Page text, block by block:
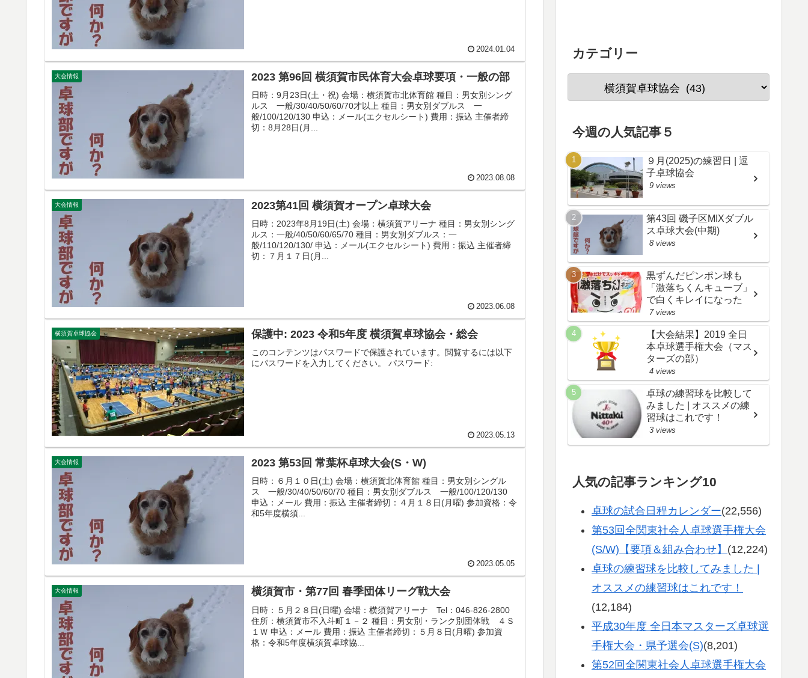
2024.01.04
大会情報 2023 第96回 横須賀市民体育大会卓球要項・一般の部
日時：9月23日(土・祝) 会場：横須賀市北体育館 種目：男女別シング
ルス 一般/30/40/50/60/70才以上 種目：男女別ダブルス 一
般/100/120/130 申込：メール(エクセルシート) 費用：振込 主催者締
切：8月28日(月...
2023.08.08
大会情報 2023第41回 横須賀オープン卓球大会
日時：2023年8月19日(土) 会場：横須賀アリーナ 種目：男女別シング
ルス：一般/40/50/60/65/70 種目：男女別ダブルス：一
般/110/120/130/ 申込：メール(エクセルシート) 費用：振込 主催者締
切：７月１７日(月...
2023.06.08
横須賀卓球協会 保護中: 2023 令和5年度 横須賀卓球協会・総会
このコンテンツはパスワードで保護されています。閲覧するには以下
にパスワードを入力してください。 パスワード:
2023.05.13
大会情報 2023 第53回 常葉杯卓球大会(S・W)
日時：６月１０日(土) 会場：横須賀北体育館 種目：男女別シングル
ス 一般/30/40/50/60/70 種目：男女別ダブルス 一般/100/120/130
申込：メール 費用：振込 主催者締切：４月１８日(月曜) 参加資格：令
和5年度横須...
2023.05.05
大会情報 横須賀市・第77回 春季団体リーグ戦大会
日時：５月２８日(日曜) 会場：横須賀アリーナ Tel：046-826-2800
住所：横須賀市不入斗町１－２ 種目：男女別・ランク別団体戦 ４Ｓ
１Ｗ 申込：メール 費用：振込 主催者締切：５月８日(月曜) 参加資
格：令和5年度横須賀卓球協...
カテゴリー
今週の人気記事５
９月(2025)の練習日 | 逗
子卓球協会
9 views
第43回 磯子区MIXダブル
ス卓球大会(中期)
8 views
黒ずんだピンポン球も
「激落ちくんキューブ」
で白くキレイになった
7 views
【大会結果】2019 全日
本卓球選手権大会（マス
ターズの部）
4 views
卓球の練習球を比較して
みました | オススメの練
習球はこれです！
3 views
人気の記事ランキング10
卓球の試合日程カレンダー(22,556)
第53回全関東社会人卓球選手権大会
(S/W)【要項＆組み合わせ】 (12,224)
卓球の練習球を比較してみました |
オススメの練習球はこれです！
(12,184)
平成30年度 全日本マスターズ卓球選
手権大会・県予選会(S)(8,201)
第52回全関東社会人卓球選手権大会